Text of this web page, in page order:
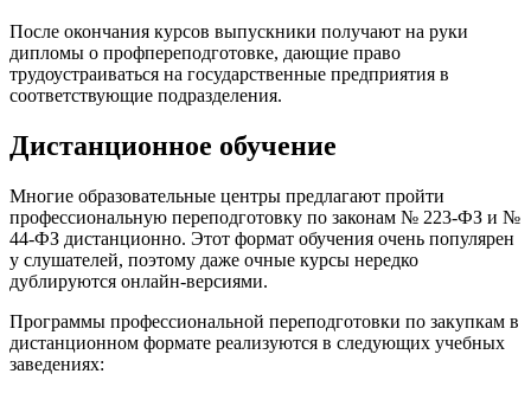
После окончания курсов выпускники получают на руки
дипломы о профпереподготовке, дающие право
трудоустраиваться на государственные предприятия в
соответствующие подразделения.
Дистанционное обучение
Многие образовательные центры предлагают пройти
профессиональную переподготовку по законам № 223-ФЗ и №
44-ФЗ дистанционно. Этот формат обучения очень популярен
у слушателей, поэтому даже очные курсы нередко
дублируются онлайн-версиями.
Программы профессиональной переподготовки по закупкам в
дистанционном формате реализуются в следующих учебных
заведениях: